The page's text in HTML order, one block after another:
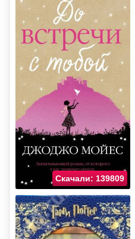
Скачали: 139809